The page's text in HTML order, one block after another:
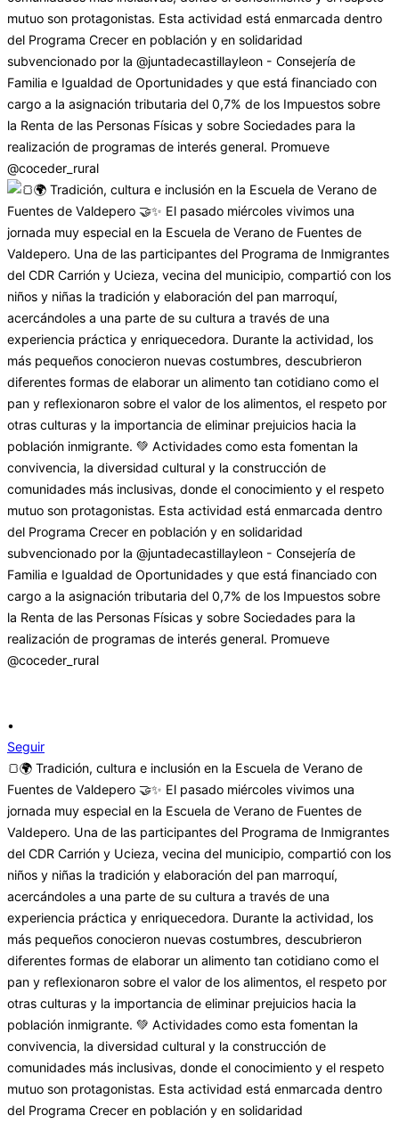
•
Seguir
🍞🌍 Tradición, cultura e inclusión en la Escuela de Verano de
Fuentes de Valdepero 🤝✨ El pasado miércoles vivimos una
jornada muy especial en la Escuela de Verano de Fuentes de
Valdepero. Una de las participantes del Programa de Inmigrantes
del CDR Carrión y Ucieza, vecina del municipio, compartió con los
niños y niñas la tradición y elaboración del pan marroquí,
acercándoles a una parte de su cultura a través de una
experiencia práctica y enriquecedora. Durante la actividad, los
más pequeños conocieron nuevas costumbres, descubrieron
diferentes formas de elaborar un alimento tan cotidiano como el
pan y reflexionaron sobre el valor de los alimentos, el respeto por
otras culturas y la importancia de eliminar prejuicios hacia la
población inmigrante. 💚 Actividades como esta fomentan la
convivencia, la diversidad cultural y la construcción de
comunidades más inclusivas, donde el conocimiento y el respeto
mutuo son protagonistas. Esta actividad está enmarcada dentro
del Programa Crecer en población y en solidaridad